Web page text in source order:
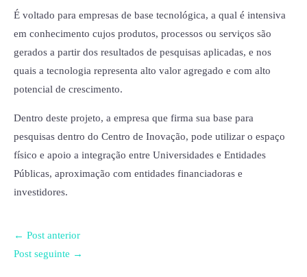
É voltado para empresas de base tecnológica, a qual é intensiva
em conhecimento cujos produtos, processos ou serviços são
gerados a partir dos resultados de pesquisas aplicadas, e nos
quais a tecnologia representa alto valor agregado e com alto
potencial de crescimento.
Dentro deste projeto, a empresa que firma sua base para
pesquisas dentro do Centro de Inovação, pode utilizar o espaço
físico e apoio a integração entre Universidades e Entidades
Públicas, aproximação com entidades financiadoras e
investidores.
← Post anterior
Post seguinte →